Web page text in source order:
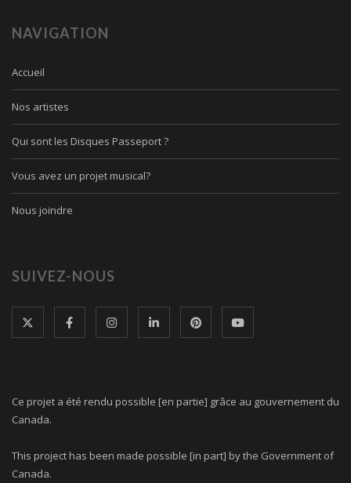
NAVIGATION
Accueil
Nos artistes
Qui sont les Disques Passeport ?
Vous avez un projet musical?
Nous joindre
SUIVEZ-NOUS
Ce projet a été rendu possible [en partie] grâce au gouvernement du
Canada.
This project has been made possible [in part] by the Government of
Canada.